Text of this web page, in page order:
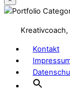
Kontakt